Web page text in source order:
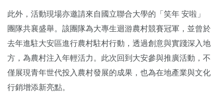
此外，活動現場亦邀請來自國立聯合大學的「笑年 安啦」
團隊共襄盛舉。該團隊為大專生迴游農村競賽冠軍，並曾於
去年進駐大安區進行農村駐村行動，透過創意與實踐深入地
方，為農村注入年輕活力。此次回到大安參與推廣活動，不
僅展現青年世代投入農村發展的成果，也為在地產業與文化
行銷增添新亮點。